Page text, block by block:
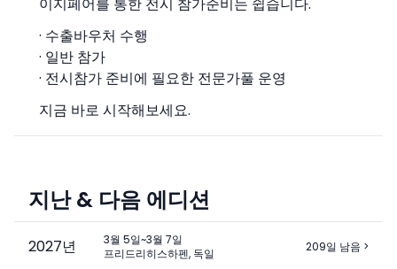
· 수출바우처 수행
· 일반 참가
· 전시참가 준비에 필요한 전문가풀 운영
지금 바로 시작해보세요.
지난 & 다음 에디션
2027년
3월 5일~3월 7일
프리드리히스하펜, 독일
209일 남음 >